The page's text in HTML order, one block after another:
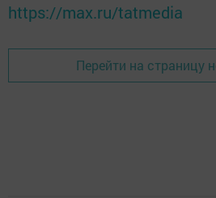
https://max.ru/tatmedia
Перейти на страницу